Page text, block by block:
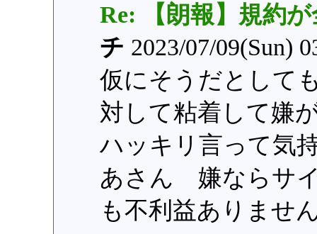
Re: 【朗報】規約
チ 2023/07/09(Sun)
仮にそうだとして
対して粘着して嫌
ハッキリ言って気
あさん 嫌ならサ
も不利益ありませ